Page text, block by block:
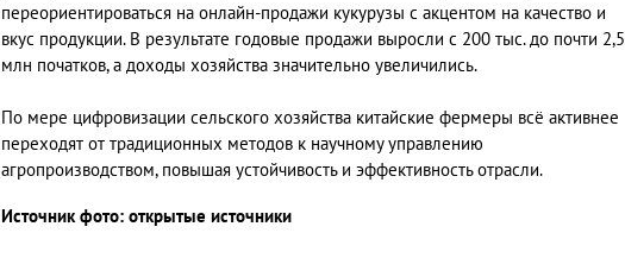
переориентироваться на онлайн-продажи кукурузы с акцентом на качество и
вкус продукции. В результате годовые продажи выросли с 200 тыс. до почти 2,5
млн початков, а доходы хозяйства значительно увеличились.
По мере цифровизации сельского хозяйства китайские фермеры всё активнее
переходят от традиционных методов к научному управлению
агропроизводством, повышая устойчивость и эффективность отрасли.
Источник фото: открытые источники